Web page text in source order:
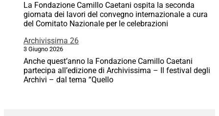
La Fondazione Camillo Caetani ospita la seconda
giornata dei lavori del convegno internazionale a cura
del Comitato Nazionale per le celebrazioni
Archivissima 26
3 Giugno 2026
Anche quest’anno la Fondazione Camillo Caetani
partecipa all’edizione di Archivissima – Il festival degli
Archivi – dal tema “Quello